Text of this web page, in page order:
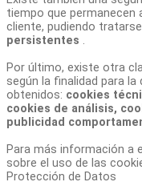
tiempo que permanecen
cliente, pudiendo
persistentes .
Por último, existe otra
según la finalidad para
obtenidos: cookies
cookies de análisis,
publicidad
Para más información a
sobre el uso de las
Protección de Datos